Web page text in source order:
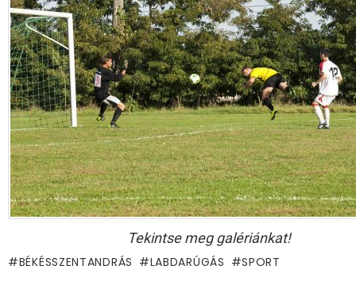
Tekintse meg galériánkat!
BÉKÉSSZENTANDRÁS LABDARÚGÁS SPORT